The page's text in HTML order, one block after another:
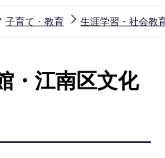
子育て・教育 生涯学習・社会教
・江南区文化